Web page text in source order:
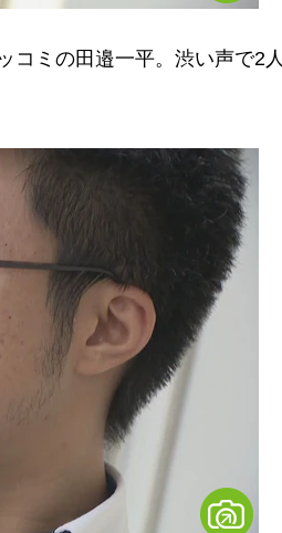
ミの田邉一平。渋い声で2人